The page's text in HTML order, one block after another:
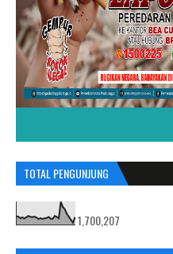
TOTAL PENGUNJUNG
1,700,207